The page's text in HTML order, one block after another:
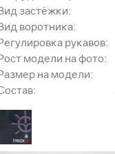
застёжки:
воротника:
рукавов:
модели на фото:
на модели: